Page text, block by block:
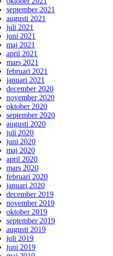
september 2021
augusti 2021
juli 2021
juni 2021
maj 2021
april 2021
mars 2021
februari 2021
januari 2021
december 2020
november 2020
oktober 2020
september 2020
augusti 2020
juli 2020
juni 2020
maj 2020
april 2020
mars 2020
februari 2020
januari 2020
december 2019
november 2019
oktober 2019
september 2019
augusti 2019
juli 2019
juni 2019